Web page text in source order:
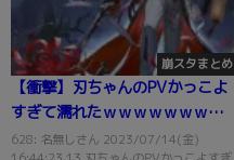
崩スタまとめ
【衝撃】刃ちゃんのPVかっこよ
すぎて濡れたｗｗｗｗｗｗｗｗ
ｗｗ
628: 名無しさん 2023/07/14(金)